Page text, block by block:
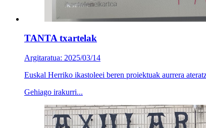
TANTA txartelak
Argitaratua: 2025/03/14
Euskal Herriko ikastoleei beren proiektuak aurrera
Gehiago irakurri...